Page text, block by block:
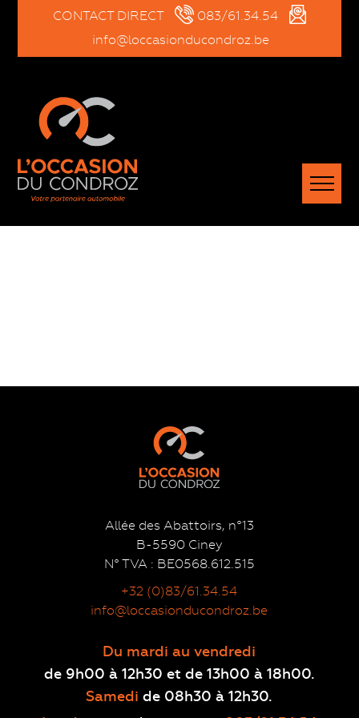
CONTACT DIRECT
083/61.34.54
info@loccasionducondroz.be
Allée des Abattoirs, n°13
B-5590 Ciney
N° TVA : BE0568.612.515
+32 (0)83/61.34.54
info@loccasionducondroz.be
Du mardi au vendredi
de 9h00 à 12h30 et de 13h00 à 18h00.
Samedi de 08h30 à 12h30.